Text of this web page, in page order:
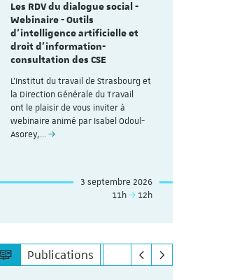
Les RDV du dialogue social -
Webinaire - Outils
d’intelligence artificielle et
droit d’information-
consultation des CSE
L'Institut du travail de Strasbourg et
la Direction Générale du Travail
ont le plaisir de vous inviter à
webinaire animé par Isabel Odoul-
Asorey,…
3 septembre 2026
11h
12h
Publications